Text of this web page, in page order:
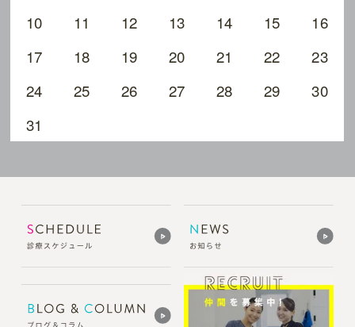
10
11 12 13 14 15
16
17
18 19 20 21 22
23
24
25 26 27 28 29
30
31